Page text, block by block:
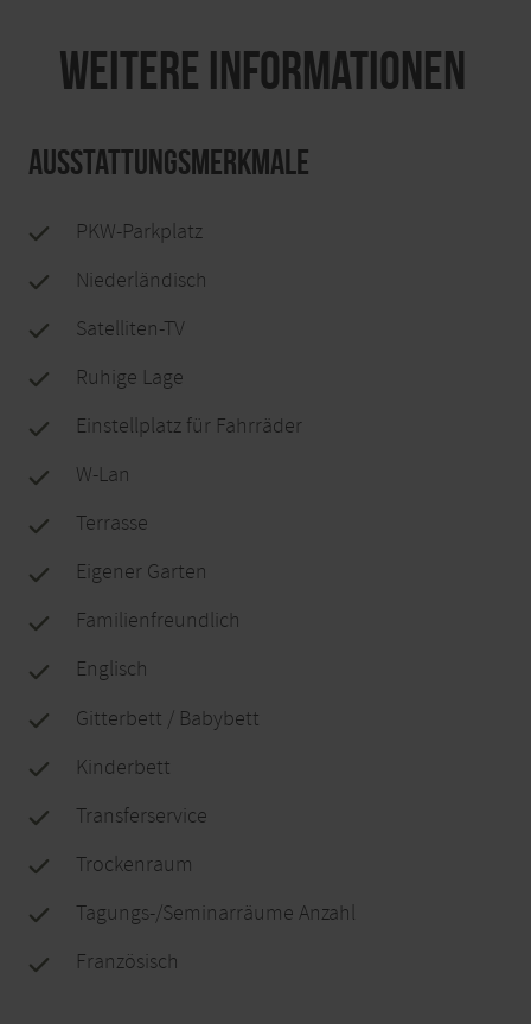
Weitere Informationen
Ausstattungsmerkmale
PKW-Parkplatz
Niederländisch
Satelliten-TV
Ruhige Lage
Einstellplatz für Fahrräder
W-Lan
Terrasse
Eigener Garten
Familienfreundlich
Englisch
Gitterbett / Babybett
Kinderbett
Transferservice
Trockenraum
Tagungs-/Seminarräume Anzahl
Französisch